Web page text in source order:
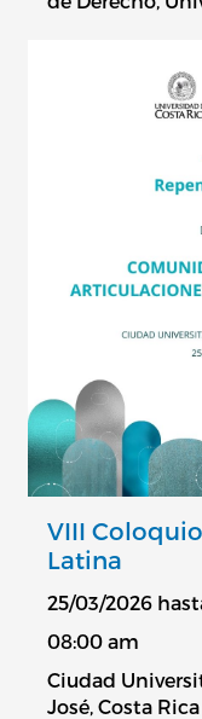
VIII
Latina
25/03/2026
08:00 am
Ciudad
José, Costa Rica